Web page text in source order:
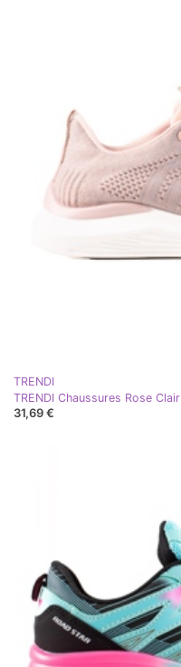
TRENDI
TRENDI Chaussures Rose Clair
31,69 €